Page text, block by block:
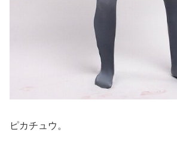
ピカチュウ。